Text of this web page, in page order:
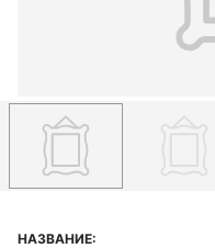
НАЗВАНИЕ: